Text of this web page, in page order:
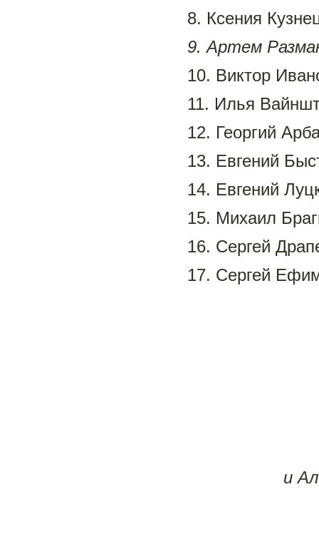
8. Ксения
9. Артем
10. Виктор
11. Илья
12. Георгий
13. Евгений
14. Евгений
15. Михаил
16. Сергей
17. Сергей
и